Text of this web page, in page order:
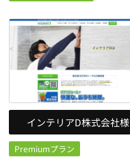
インテリアD株式会社様
Premiumプラン